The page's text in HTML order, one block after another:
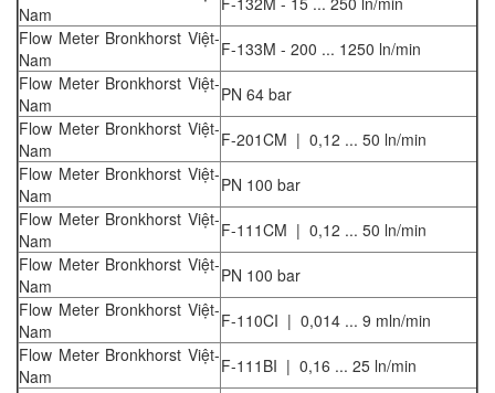
Nam
Flow Meter Bronkhorst Việt-
Nam
F-133M - 200 ... 1250 ln/min
Flow Meter Bronkhorst Việt-
Nam
PN 64 bar
Flow Meter Bronkhorst Việt-
Nam
F-201CM | 0,12 ... 50 ln/min
Flow Meter Bronkhorst Việt-
Nam
PN 100 bar
Flow Meter Bronkhorst Việt-
Nam
F-111CM | 0,12 ... 50 ln/min
Flow Meter Bronkhorst Việt-
Nam
PN 100 bar
Flow Meter Bronkhorst Việt-
Nam
F-110CI | 0,014 ... 9 mln/min
Flow Meter Bronkhorst Việt-
Nam
F-111BI | 0,16 ... 25 ln/min